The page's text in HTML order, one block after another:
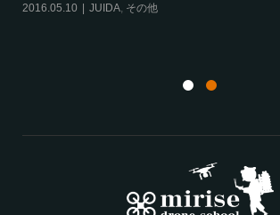
2016.05.10
JUIDA, その他